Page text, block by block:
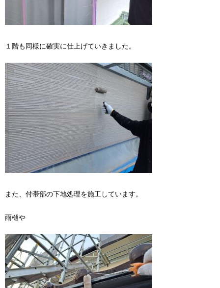
１階も同様に確実に仕上げていきました。
また、付帯部の下地処理を施工しています。
雨樋や